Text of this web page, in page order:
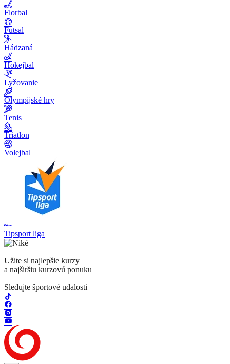
Florbal
Futsal
Hádzaná
Hokejbal
Lyžovanie
Olympijské hry
Tenis
Triatlon
Volejbal
Tipsport liga
Užite si najlepšie kurzy
a najširšiu kurzovú ponuku
Sledujte športové udalosti